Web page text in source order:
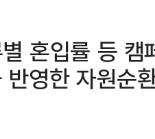
혼입률 등
반영한 자원순